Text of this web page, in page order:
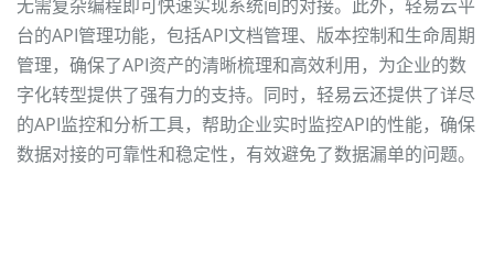
无需复杂编程即可快速实现系统间的对接。此外，轻易云平
台的API管理功能，包括API文档管理、版本控制和生命周期
管理，确保了API资产的清晰梳理和高效利用，为企业的数
字化转型提供了强有力的支持。同时，轻易云还提供了详尽
的API监控和分析工具，帮助企业实时监控API的性能，确保
数据对接的可靠性和稳定性，有效避免了数据漏单的问题。